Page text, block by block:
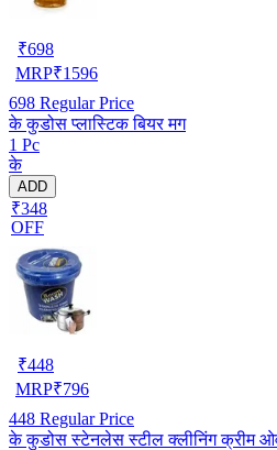
₹698
MRP₹1596
698 Regular Price
के कुडोस प्लास्टिक बियर मग
1 Pc
के
ADD
₹348
OFF
₹448
MRP₹796
448 Regular Price
के कुडोस स्टेनलेस स्टील क्लीनिंग क्रीम